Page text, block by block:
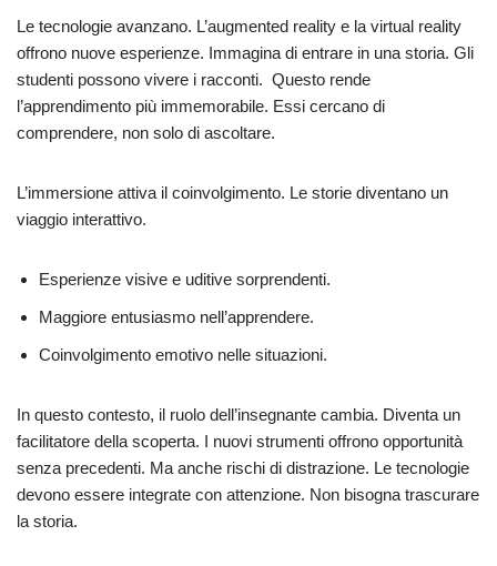
Le tecnologie avanzano. L’augmented reality e la virtual reality
offrono nuove esperienze. Immagina di entrare in una storia. Gli
studenti possono vivere i racconti. Questo rende
l’apprendimento più immemorabile. Essi cercano di
comprendere, non solo di ascoltare.
L’immersione attiva il coinvolgimento. Le storie diventano un
viaggio interattivo.
Esperienze visive e uditive sorprendenti.
Maggiore entusiasmo nell’apprendere.
Coinvolgimento emotivo nelle situazioni.
In questo contesto, il ruolo dell’insegnante cambia. Diventa un
facilitatore della scoperta. I nuovi strumenti offrono opportunità
senza precedenti. Ma anche rischi di distrazione. Le tecnologie
devono essere integrate con attenzione. Non bisogna trascurare
la storia.